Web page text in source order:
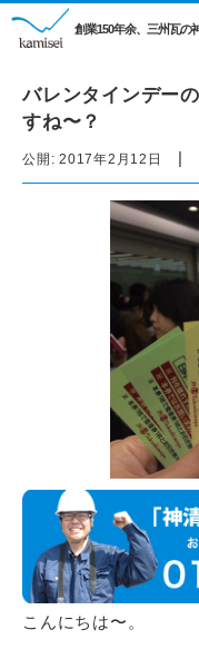
創業150年余、三州瓦の神
バレンタインデー
すね〜？
公開: 2017年2月12日 |
こんにちは〜。